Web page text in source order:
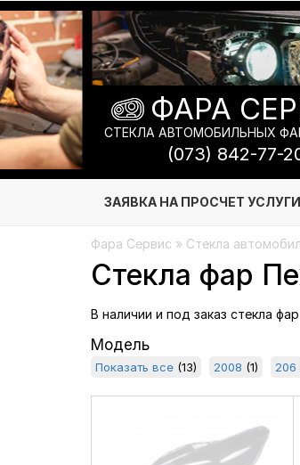
Фара Сервис » Стекла
Стекла фар
В наличии и под заказ стекла
Модель
Показать все (13) 2008 (1) 206
ФАРА
СТЕКЛА АВТОМОБИЛЬНЫХ
(073) 842-77-
ЗАЯВКА НА ПРОСЧЕТ